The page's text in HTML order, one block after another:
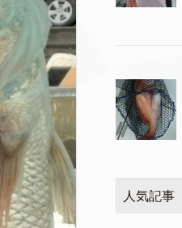
人気記事